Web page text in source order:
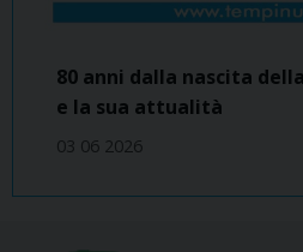
80 anni dalla nascita
e la sua attualità
03 06 2026